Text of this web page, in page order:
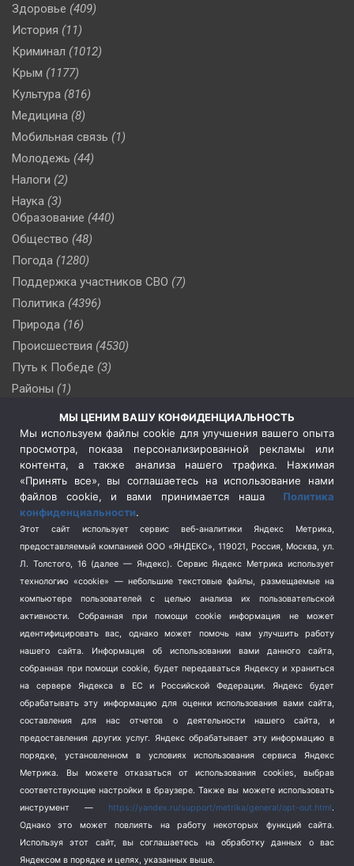
Здоровье (409)
История (11)
Криминал (1012)
Крым (1177)
Культура (816)
Медицина (8)
Мобильная связь (1)
Молодежь (44)
Налоги (2)
Наука (3)
Образование (440)
Общество (48)
Погода (1280)
Поддержка участников СВО (7)
Политика (4396)
Природа (16)
Происшествия (4530)
Путь к Победе (3)
Районы (1)
(509)
Сельское хозяйство (3)
Социальная политика
(3)
Спецоперация в Украине
Спецоперация на Украине
(404)
Спорт (740)
Терроризм (1)
Транспорт (262)
Туризм (178)
Флот (76)
Школа и спорт (2)
Экология (8)
Экономика (1172)
МЫ ЦЕНИМ ВАШУ КОНФИДЕНЦИАЛЬНОСТЬ
Мы используем файлы cookie для улучшения вашего опыта
просмотра, показа персонализированной рекламы или
контента, а также анализа нашего трафика. Нажимая
«Принять все», вы соглашаетесь на использование нами
файлов cookie, и вами принимается наша Политика
конфиденциальности.
Этот сайт использует сервис веб-аналитики Яндекс Метрика,
предоставляемый компанией ООО «ЯНДЕКС», 119021, Россия, Москва, ул.
Л. Толстого, 16 (далее — Яндекс). Сервис Яндекс Метрика использует
технологию «cookie» — небольшие текстовые файлы, размещаемые на
компьютере пользователей с целью анализа их пользовательской
активности.
Собранная при помощи cookie информация не может
идентифицировать вас, однако может помочь нам улучшить работу
нашего сайта. Информация об использовании вами данного сайта,
собранная при помощи cookie, будет передаваться Яндексу и храниться
на сервере Яндекса в ЕС и Российской Федерации. Яндекс будет
обрабатывать эту информацию для оценки использования вами сайта,
составления для нас отчетов о деятельности нашего сайта, и
предоставления других услуг. Яндекс обрабатывает эту информацию в
порядке, установленном в условиях использования сервиса Яндекс
Метрика.
Вы можете отказаться от использования cookies, выбрав
соответствующие настройки в браузере. Также вы можете использовать
инструмент — https://yandex.ru/support/metrika/general/opt-out.html.
Однако это может повлиять на работу некоторых функций сайта.
Используя этот сайт, вы соглашаетесь на обработку данных о вас
Яндексом в порядке и целях, указанных выше.